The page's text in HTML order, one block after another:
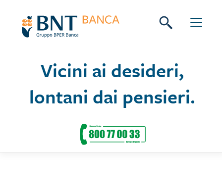
Vicini ai desideri,
lontani dai pensieri.
Seguici su: